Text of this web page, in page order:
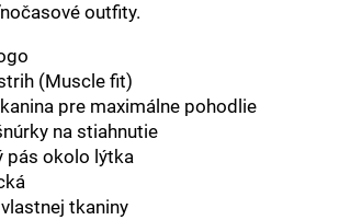
outfity.
(Muscle fit)
pre maximálne pohodlie
na stiahnutie
pás okolo lýtka
tkaniny